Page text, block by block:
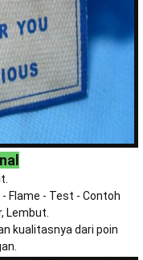
Flame - Test - Contoh
Lembut.
kualitasnya dari poin